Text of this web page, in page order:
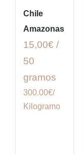
Chile
Amazonas
15,00€ /
50
gramos
300.00€/
Kilogramo